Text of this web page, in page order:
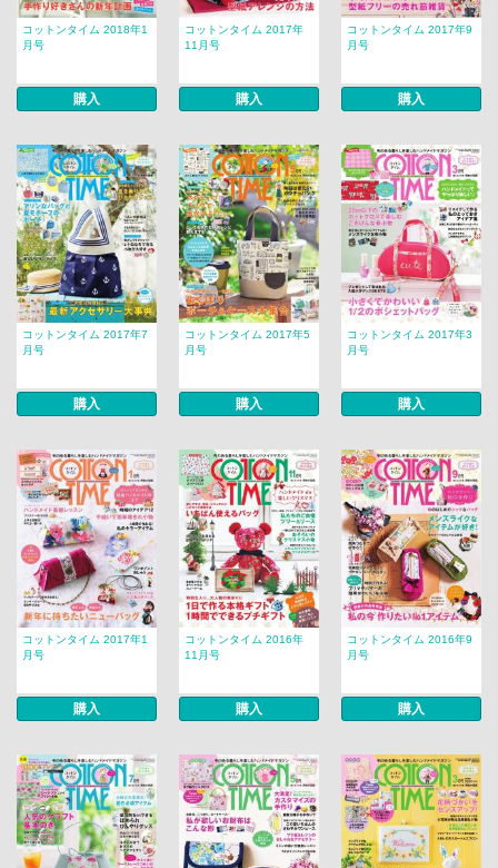
コットンタイム 2018年1
月号
購入
コットンタイム 2017年
11月号
購入
コットンタイム 2017年9
月号
購入
コットンタイム 2017年7
月号
購入
コットンタイム 2017年5
月号
購入
コットンタイム 2017年3
月号
購入
コットンタイム 2017年1
月号
購入
コットンタイム 2016年
11月号
購入
コットンタイム 2016年9
月号
購入